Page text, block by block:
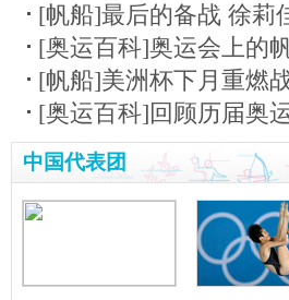
[帆船]最后的备战 徐莉
[奥运百科]奥运会上的
[帆船]美洲杯下月重燃
[奥运百科]回顾历届奥
中国代表团